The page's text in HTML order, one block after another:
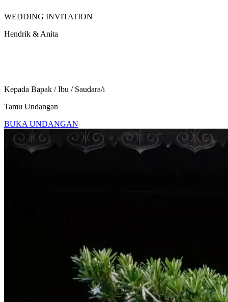
WEDDING INVITATION
Hendrik & Anita
Kepada Bapak / Ibu / Saudara/i
Tamu Undangan
BUKA UNDANGAN